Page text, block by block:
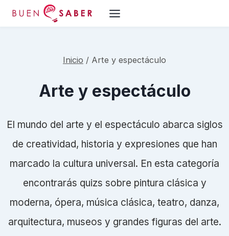
Saltar
Inicio / Arte y espectáculo
Arte y espectáculo
El mundo del arte y el espectáculo abarca siglos
de creatividad, historia y expresiones que han
marcado la cultura universal. En esta categoría
encontrarás quizs sobre pintura clásica y
moderna, ópera, música clásica, teatro, danza,
arquitectura, museos y grandes figuras del arte.